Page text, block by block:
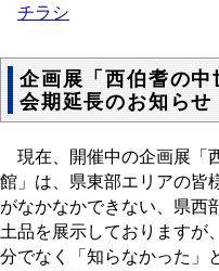
チラシ
企画展「西伯耆の中
会期延長のお知らせ
現在、開催中の企画展「
館」は、県東部エリアの皆
がなかなかできない、県西
土品を展示しておりますが
分でなく「知らなかった」